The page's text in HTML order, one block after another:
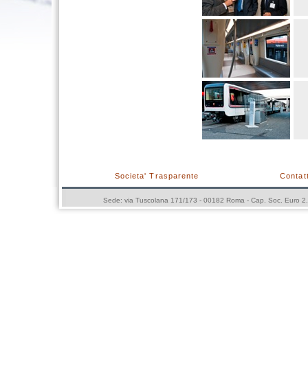
Societa' Trasparente
Sede: via Tuscolana 171/173 - 00182 Roma - Cap. Soc. Euro